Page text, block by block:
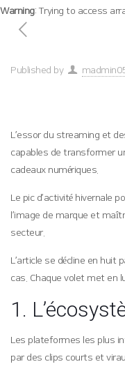
Warning: Trying to access
Published by
L’essor du streaming et
capables de transformer
cadeaux numériques.
Le pic d’activité hivernale
l’image de marque et
secteur.
L’article se décline en huit
cas. Chaque volet met en
1.
Les plateformes les plus
par des clips courts et